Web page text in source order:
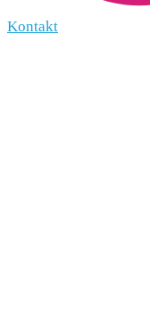
Kontakt